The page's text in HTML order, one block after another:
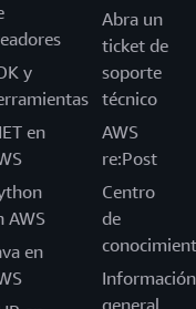
y
en
AWS
en
Abra un
ticket de
soporte
técnico
AWS
re:Post
Centro
de
Información